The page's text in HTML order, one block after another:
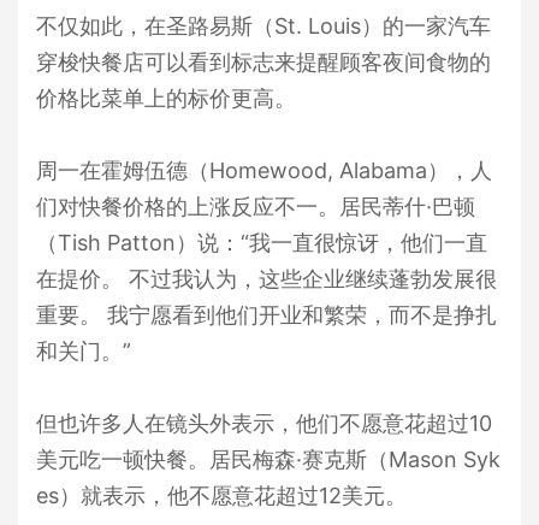
不仅如此，在圣路易斯（St. Louis）的一家汽车
穿梭快餐店可以看到标志来提醒顾客夜间食物的
价格比菜单上的标价更高。
周一在霍姆伍德（Homewood, Alabama），人
们对快餐价格的上涨反应不一。居民蒂什·巴顿
（Tish Patton）说：“我一直很惊讶，他们一直
在提价。 不过我认为，这些企业继续蓬勃发展很
重要。 我宁愿看到他们开业和繁荣，而不是挣扎
和关门。”
但也许多人在镜头外表示，他们不愿意花超过10
美元吃一顿快餐。居民梅森·赛克斯（Mason Syk
es）就表示，他不愿意花超过12美元。